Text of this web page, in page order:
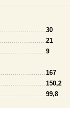
30
21
9
167
150,2
99,8